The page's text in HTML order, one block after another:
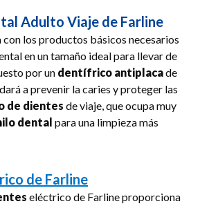
Adulto Viaje de Farline
con los productos básicos necesarios
en un tamaño ideal para llevar de
por un dentífrico antiplacade
a prevenir la caries y proteger las
de dientes de viaje, que ocupa muy
dental para una limpieza más
de Farline
eléctrico de Farline proporciona